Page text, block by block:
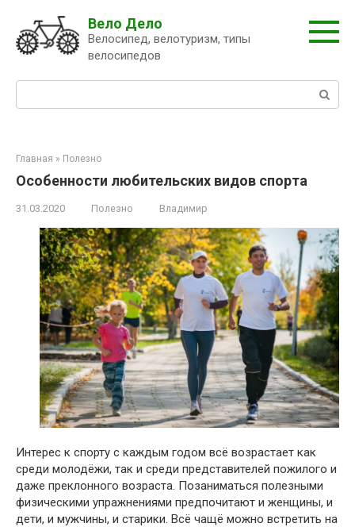
контенту
Вело Дело
Велосипед, велотуризм, типы
велосипедов
Главная » Полезно
Особенности любительских видов спорта
31.03.2020 Полезно Владимир
Интерес к спорту с каждым годом всё возрастает как
среди молодёжи, так и среди представителей пожилого и
даже преклонного возраста. Позаниматься полезными
физическими упражнениями предпочитают и женщины, и
дети, и мужчины, и старики. Всё чащё можно встретить на